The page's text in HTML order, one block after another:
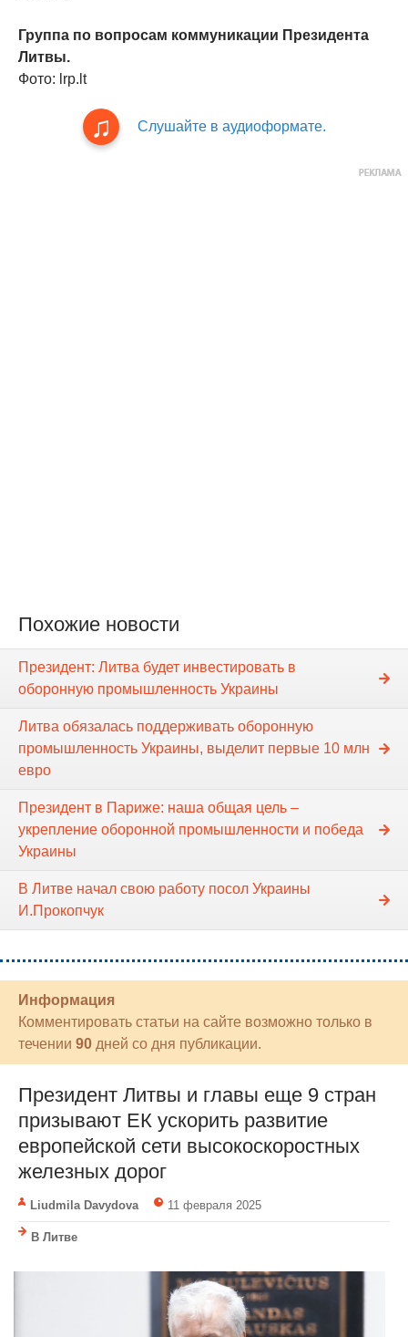
Группа по вопросам коммуникации Президента
Литвы.
Фото: lrp.lt
Слушайте в аудиоформате.
Похожие новости
Президент: Литва будет инвестировать в
оборонную промышленность Украины
Литва обязалась поддерживать оборонную
промышленность Украины, выделит первые 10 млн
евро
Президент в Париже: наша общая цель –
укрепление оборонной промышленности и победа
Украины
В Литве начал свою работу посол Украины
И.Прокопчук
Информация
Комментировать статьи на сайте возможно только в
течении 90 дней со дня публикации.
Президент Литвы и главы еще 9 стран
призывают ЕК ускорить развитие
европейской сети высокоскоростных
железных дорог
Liudmila Davydova 11 февраля 2025
В Литве